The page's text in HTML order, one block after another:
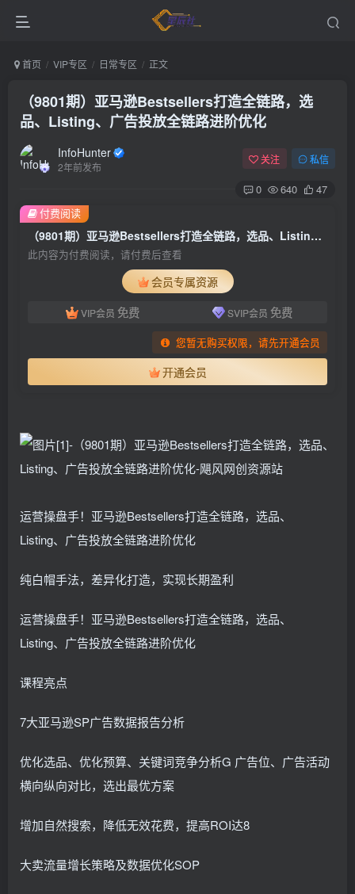
首页 VIP专区 日常专区 正文
（9801期）亚马逊Bestsellers打造全链路，选
品、Listing、广告投放全链路进阶优化
InfoHunter
2年前发布
关注 私信
0 640 47
（9801期）亚马逊Bestsellers打造全链路，选品、Listing、广告投放全链路进阶优化
此内容为付费阅读，请付费后查看
会员专属资源
VIP会员 免费 SVIP会员 免费
您暂无购买权限，请先开通会员
开通会员
付费阅读
运营操盘手！亚马逊Bestsellers打造全链路，选品、
Listing、广告投放全链路进阶优化
纯白帽手法，差异化打造，实现长期盈利
运营操盘手！亚马逊Bestsellers打造全链路，选品、
Listing、广告投放全链路进阶优化
课程亮点
7大亚马逊SP广告数据报告分析
优化选品、优化预算、关键词竞争分析G 广告位、广告活动
横向纵向对比，选出最优方案
增加自然搜索，降低无效花费，提高ROI达8
大卖流量增长策略及数据优化SOP